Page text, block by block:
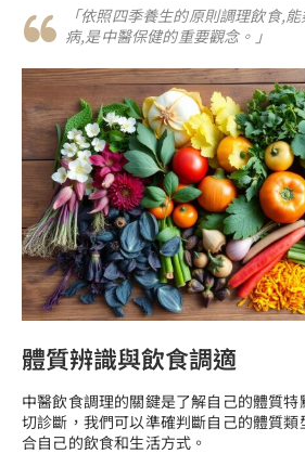
「依照四季養生的原則調理飲食,
病,是中醫保健的重要觀念。」
體質辨識與飲食調適
中醫飲食調理的關鍵是了解自己的體質特
切診斷，我們可以準確判斷自己的體質
合自己的飲食和生活方式。